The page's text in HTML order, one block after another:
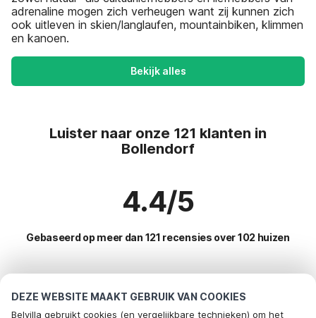
DEZE WEBSITE MAAKT GEBRUIK VAN COOKIES
Belvilla gebruikt cookies (en vergelijkbare technieken) om het
adrenaline mogen zich verheugen want zij kunnen zich
ook uitleven in skien/langlaufen, mountainbiken, klimmen
en kanoen.
Bekijk alles
Luister naar onze 121 klanten in
Bollendorf
4.4/5
Gebaseerd op meer dan 121 recensies over 102 huizen
Meest populaire bestemmingen voor
vakantie